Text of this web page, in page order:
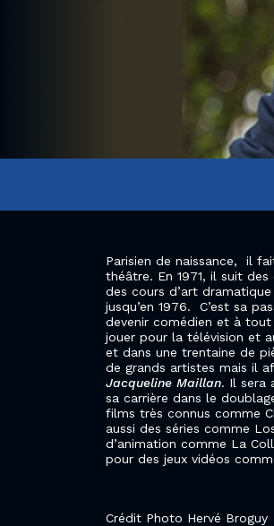
Parisien de naissance, il
théâtre. En 1971, il suit des
des cours d’art dramatique
jusqu’en 1976. C’est sa
devenir comédien et à
jouer pour la télévision et
et dans une trentaine de
de grands artistes mais il
Jacqueline Maillan. Il sera
sa carrière dans le
films très connus comme
aussi des séries comme
d’animation comme La
pour des jeux vidéos
Crédit Photo Hervé Broguy